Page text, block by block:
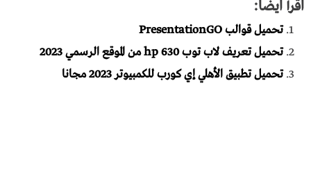
اقرأ ايضاً:
تحميل قوالب PresentationGO
تحميل تعريف لاب توب hp 630 من الموقع الرسمي 2023
تحميل تطبيق الأهلي إي كورب للكمبيوتر 2023 مجانا